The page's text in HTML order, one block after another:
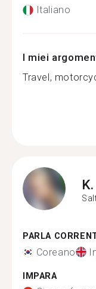
Italiano
I miei
Travel,
K.
PARLA
Coreano
IMPARA